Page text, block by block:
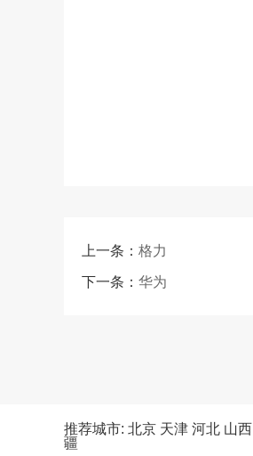
上一条： 格力
下一条： 华为
推荐城市: 北京 天津 河北 山西
疆